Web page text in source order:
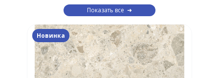
Показать все
Новинка